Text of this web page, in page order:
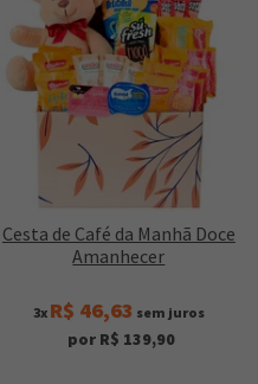
Cesta de Café da Manhã Doce
Amanhecer
3x R$ 46,63 sem juros
por R$ 139,90